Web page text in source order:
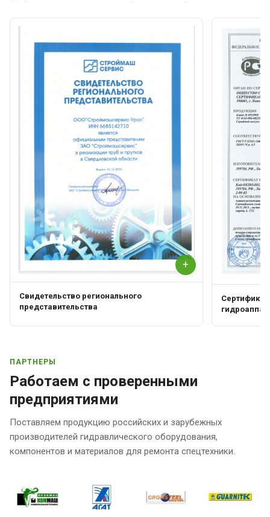
+
Свидетельство регионального
представительства
Сертификат
ПАРТНЕРЫ
Работаем с проверенными
предприятиями
Поставляем продукцию российских и зарубежных
производителей гидравлического оборудования,
компонентов и материалов для ремонта спецтехники.